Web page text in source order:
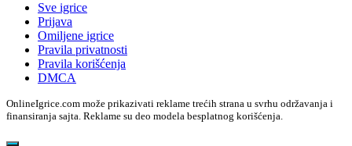
Sve igrice
Prijava
Omiljene igrice
Pravila privatnosti
Pravila korišćenja
DMCA
OnlineIgrice.com može prikazivati reklame trećih strana u svrhu održavanja i
finansiranja sajta. Reklame su deo modela besplatnog korišćenja.